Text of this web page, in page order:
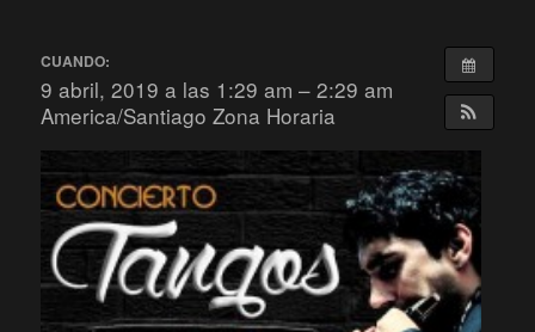
CUANDO:
9 abril, 2019 a las 1:29 am – 2:29 am
America/Santiago Zona Horaria